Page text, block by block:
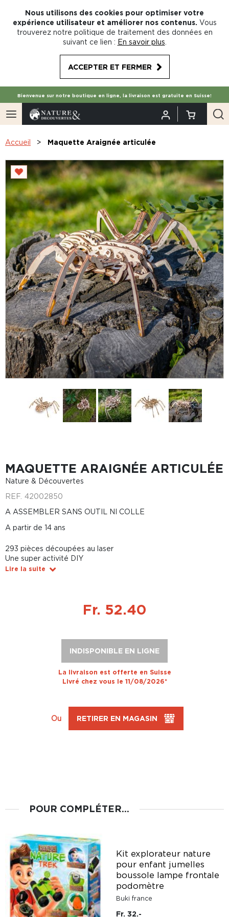
Nous utilisons des cookies pour optimiser votre
expérience utilisateur et améliorer nos contenus. Vous
trouverez notre politique de traitement des données en
suivant ce lien : En savoir plus
ACCEPTER ET FERMER
Bienvenue sur notre boutique en ligne, la livraison est gratuite en Suisse!
Accueil Maquette Araignée articulée
MAQUETTE ARAIGNÉE ARTICULÉE
Nature & Découvertes
REF. 42002850
A ASSEMBLER SANS OUTIL NI COLLE
A partir de 14 ans
293 pièces découpées au laser
Une super activité DIY
Lire la suite
Fr. 52.40
INDISPONIBLE EN LIGNE
La livraison est offerte en Suisse
Livré chez vous le 11/08/2026*
Ou RETIRER EN MAGASIN
POUR COMPLÉTER...
Kit explorateur nature
pour enfant jumelles
boussole lampe frontale
podomètre
Buki france
Fr. 32.-